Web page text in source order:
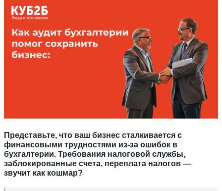
Представьте, что ваш бизнес сталкивается с
финансовыми трудностями из-за ошибок в
бухгалтерии. Требования налоговой службы,
заблокированные счета, переплата налогов —
звучит как кошмар?